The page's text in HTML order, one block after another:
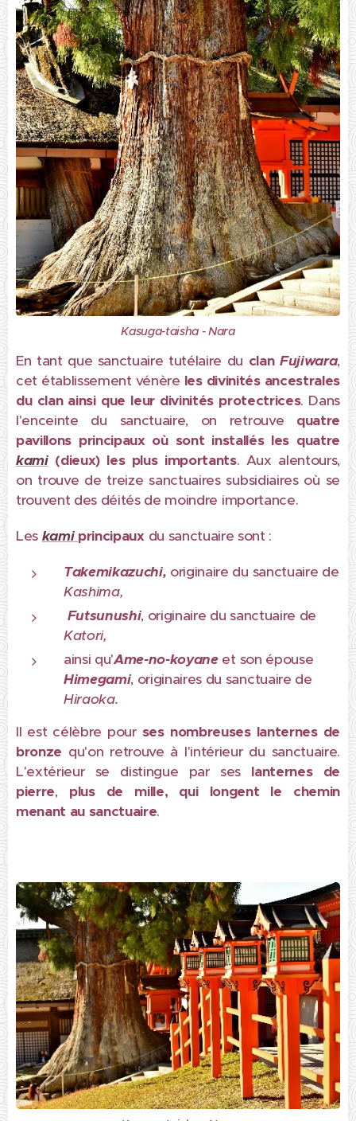
Kasuga-taisha - Nara
En tant que sanctuaire tutélaire du clan Fujiwara,
cet établissement vénère les divinités ancestrales
du clan ainsi que leur divinités protectrices. Dans
l'enceinte du sanctuaire, on retrouve quatre
pavillons principaux où sont installés les quatre
kami(dieux) les plus importants. Aux alentours,
on trouve de treize sanctuaires subsidiaires où se
trouvent des déités de moindre importance.
Les kami principauxdu sanctuaire sont :
Takemikazuchi, originaire du sanctuaire de
Kashima,
Futsunushi, originaire du sanctuaire de
Katori,
ainsi qu'Ame-no-koyaneet son épouse
Himegami, originaires du sanctuaire de
Hiraoka.
Il est célèbre pour ses nombreuses lanternes de
bronze qu'on retrouve à l'intérieur du sanctuaire.
L'extérieur se distingue par ses lanternes de
pierre, plus de mille, qui longent le chemin
menant au sanctuaire.